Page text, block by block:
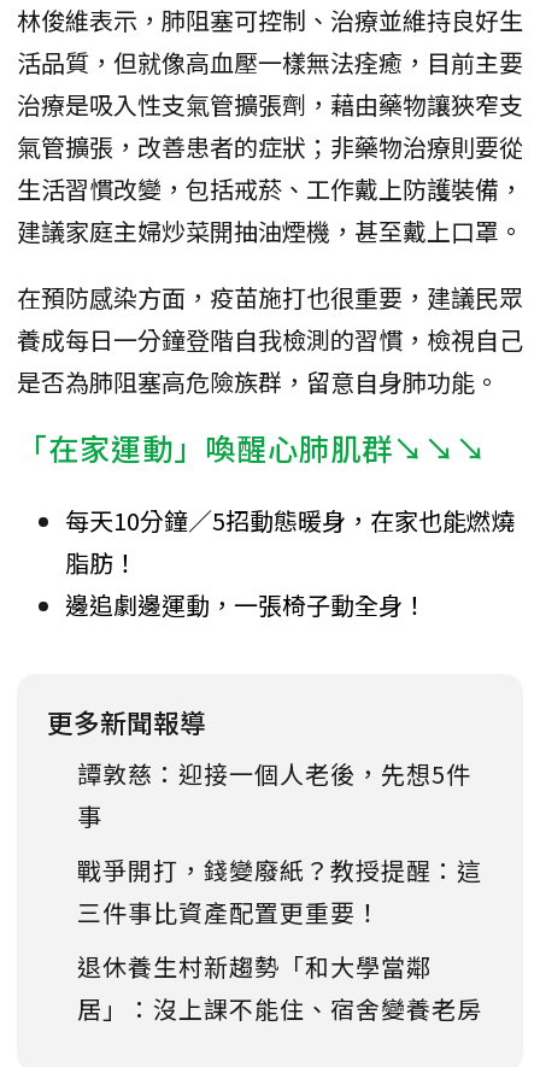
林俊維表示，肺阻塞可控制、治療並維持良好生
活品質，但就像高血壓一樣無法痊癒，目前主要
治療是吸入性支氣管擴張劑，藉由藥物讓狹窄支
氣管擴張，改善患者的症狀；非藥物治療則要從
生活習慣改變，包括戒菸、工作戴上防護裝備，
建議家庭主婦炒菜開抽油煙機，甚至戴上口罩。
在預防感染方面，疫苗施打也很重要，建議民眾
養成每日一分鐘登階自我檢測的習慣，檢視自己
是否為肺阻塞高危險族群，留意自身肺功能。
「在家運動」喚醒心肺肌群↘↘↘
每天10分鐘／5招動態暖身，在家也能燃燒
脂肪！
邊追劇邊運動，一張椅子動全身！
更多新聞報導
譚敦慈：迎接一個人老後，先想5件
事
戰爭開打，錢變廢紙？教授提醒：這
三件事比資產配置更重要！
退休養生村新趨勢「和大學當鄰
居」：沒上課不能住、宿舍變養老房